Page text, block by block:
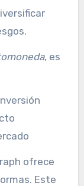
, es
ofrece
Este